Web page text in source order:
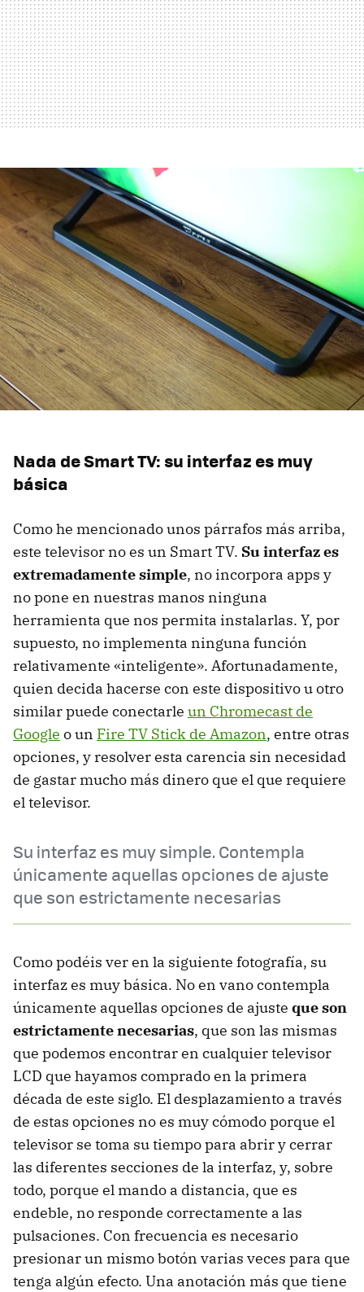
Nada de Smart TV: su interfaz es muy
básica
Como he mencionado unos párrafos más arriba,
este televisor no es un Smart TV. Su interfaz es
extremadamente simple, no incorpora apps y
no pone en nuestras manos ninguna
herramienta que nos permita instalarlas. Y, por
supuesto, no implementa ninguna función
relativamente «inteligente». Afortunadamente,
quien decida hacerse con este dispositivo u otro
similar puede conectarle un Chromecast de
Google o un Fire TV Stick de Amazon, entre otras
opciones, y resolver esta carencia sin necesidad
de gastar mucho más dinero que el que requiere
el televisor.
Su interfaz es muy simple. Contempla
únicamente aquellas opciones de ajuste
que son estrictamente necesarias
Como podéis ver en la siguiente fotografía, su
interfaz es muy básica. No en vano contempla
únicamente aquellas opciones de ajuste que son
estrictamente necesarias, que son las mismas
que podemos encontrar en cualquier televisor
LCD que hayamos comprado en la primera
década de este siglo. El desplazamiento a través
de estas opciones no es muy cómodo porque el
televisor se toma su tiempo para abrir y cerrar
las diferentes secciones de la interfaz, y, sobre
todo, porque el mando a distancia, que es
endeble, no responde correctamente a las
pulsaciones. Con frecuencia es necesario
presionar un mismo botón varias veces para que
tenga algún efecto. Una anotación más que tiene